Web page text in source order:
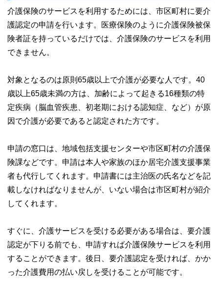
介護保険のサービスを利用するためには、市区町村に要介
護認定の申請を行います。医療保険のように介護保険被保
険者証を持っているだけでは、介護保険のサービスを利用
できません。
対象となるのは原則65歳以上で介護が必要な人です。40
歳以上65歳未満の方は、加齢によって起きる16種類の特
定疾病（脳血管疾患、初老期における認知症、など）が原
因で介護が必要であると認定された方です。
申請の窓口は、地域包括支援センターや市区町村の介護保
険課などです。申請は本人や家族のほか居宅介護支援事業
者も代行してくれます。申請書には主治医の氏名などを記
載しなければなりませんが、いない場合は市区町村が紹介
してくれます。
すぐに、介護サービスを受ける必要がある場合は、要介護
認定が下りる前でも、申請すれば介護保険サービスを利用
することができます。後日、要介護認定を受ければ、かか
った介護費用の払い戻しを受けることが可能です。